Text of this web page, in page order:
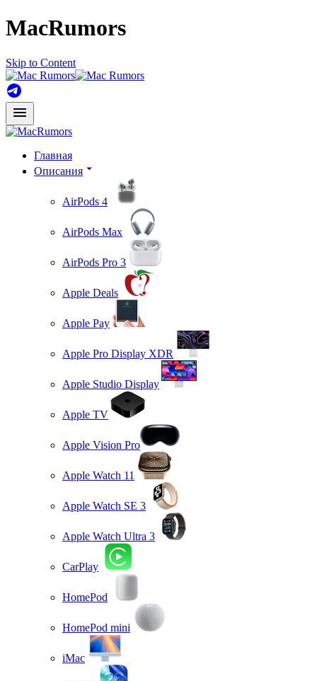
MacRumors
Skip to Content
Главная
Описания
AirPods 4
AirPods Max
AirPods Pro 3
Apple Deals
Apple Pay
Apple Pro Display XDR
Apple Studio Display
Apple TV
Apple Vision Pro
Apple Watch 11
Apple Watch SE 3
Apple Watch Ultra 3
CarPlay
HomePod
HomePod mini
iMac